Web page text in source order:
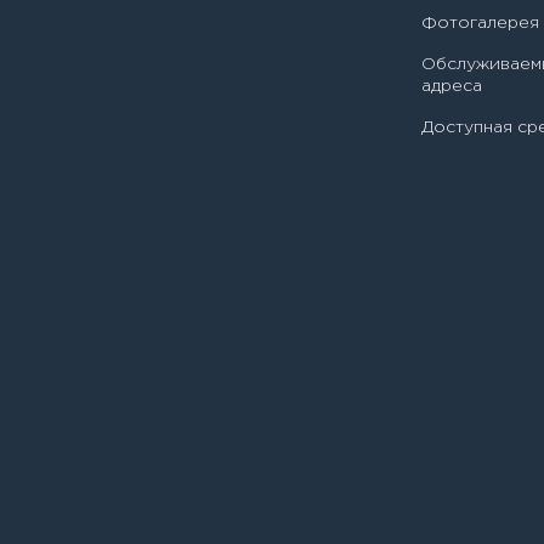
Фотогалерея
адреса
Доступная